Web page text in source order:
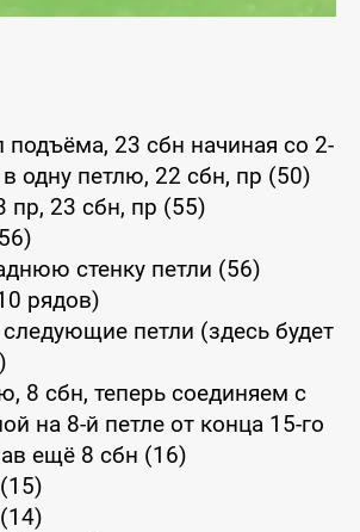
подъёма, 23 сбн начиная со 2-
одну петлю, 22 сбн, пр (50)
пр, 23 сбн, пр (55)
стенку петли (56)
рядов)
петли (здесь будет
8 сбн, теперь соединяем с
на 8-й петле от конца 15-го
ещё 8 сбн (16)